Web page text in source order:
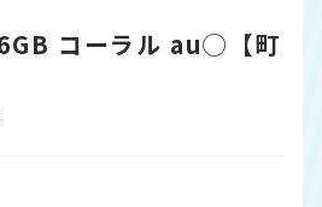
コーラル au◯【町